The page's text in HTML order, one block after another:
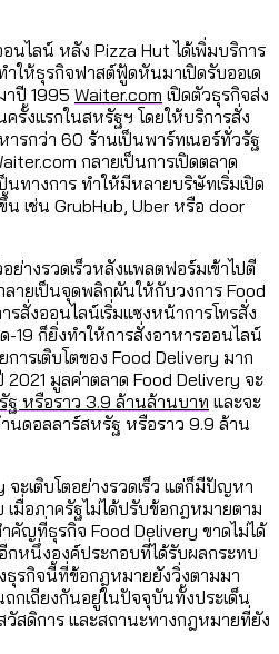
ประชาชนที่ร่วม
ารเลือกตั้งชวนคุยกันถึงบท
บจากเลือกตั้ง กรุงเทพฯ –
ค่ไหน ในการแก้ปัญหาให้คน
งเทพฯ
ม. ที่ยังถูกนำไปทิ้งที่
รปฐม และล่าสุดที่กาญจนบุรี
งกันน้ำท่วม 4 ปี (2566-
ม. ในยุคชัชชาติ ลงเขตไหน
ที่ขายได้ : สำรวจ Hate
ลิตซ้ำผ่านวิดีโอ AI ในช่วง
ทย-กัมพูชา
คอนเสิร์ต : สำรวจ
ฟนมีตติ้งในไทยจำนวน 526
2024
รีส์จีน: จีนส่งออกภาพ
สู่สายตาโลก
ทพฯ 2025 เทียบกับจำนวน
ปอด [ข้อมูลดิบ]
จในกรุงเทพฯ ผ่าน
2025
าณรายเขตในกรุงเทพฯ
Index 2025
กการจัดเก็บภาษีใน
Bangkok Index 2025
งอายุไทย : 6 จังหวัดเป็น
ดับสุดยอด และ 64 จังหวัดที่
ด
งสังคมผู้สูงอายุ [ข้อมูลดิบ]
งสังคมผู้สูงอายุ : 36 เขตมี
คนเกิด 18 เขตเป็นสังคมผู้
ดยอด
2025 : อันดับความน่าอยู่
กรุงเทพฯ
ไทย [ข้อมูลดิบ]
หม้ในกรุงเทพฯ 2568
ละกฎหมายสมรสเท่าเทียม
งสังคมผู้สูงอายุ [ข้อมูลดิบ]
ละพื้นที่สีเขียวใน กทม.
2022
นไลน์ หลัง Pizza Hut ได้เพิ่มบริการ
ให้ธุรกิจฟาสต์ฟู้ดหันมาเปิดรับออเด
าปี 1995 Waiter.com เปิดตัวธุรกิจส่ง
รั้งแรกในสหรัฐฯ โดยให้บริการสั่ง
รกว่า 60 ร้านเป็นพาร์ทเนอร์ทั่วรัฐ
กลายเป็นการเปิดตลาด
นทางการ ทำให้มีหลายบริษัทเริ่มเปิด
เช่น GrubHub, Uber หรือ door
ย่างรวดเร็วหลังแพลตฟอร์มเข้าไปตี
ายเป็นจุดพลิกผันให้กับวงการ Food
สั่งออนไลน์เริ่มแซงหน้าการโทรสั่ง
-19 ก็ยิ่งทำให้การสั่งอาหารออนไลน์
ารเติบโตของ Food Delivery มาก
มูลค่าตลาด Food Delivery จะ
ฐ หรือราว 3.9 ล้านล้านบาท และจะ
นดอลลาร์สหรัฐ หรือราว 9.9 ล้าน
ะเติบโตอย่างรวดเร็ว แต่ก็มีปัญหา
เมื่อภาครัฐไม่ได้ปรับข้อกฎหมายตาม
คัญที่ธุรกิจ Food Delivery ขาดไม่ได้
อีกหนึ่งองค์ประกอบที่ได้รับผลกระทบ
งธุรกิจนี้ที่ข้อกฎหมายยังวิ่งตามมา
กเถียงกันอยู่ในปัจจุบันทั้งประเด็น
สดิการ และสถานะทางกฎหมายที่ยัง